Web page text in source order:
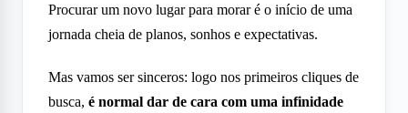
Procurar um novo lugar para morar é o início de uma
jornada cheia de planos, sonhos e expectativas.
Mas vamos ser sinceros: logo nos primeiros cliques de
busca, é normal dar de cara com uma infinidade